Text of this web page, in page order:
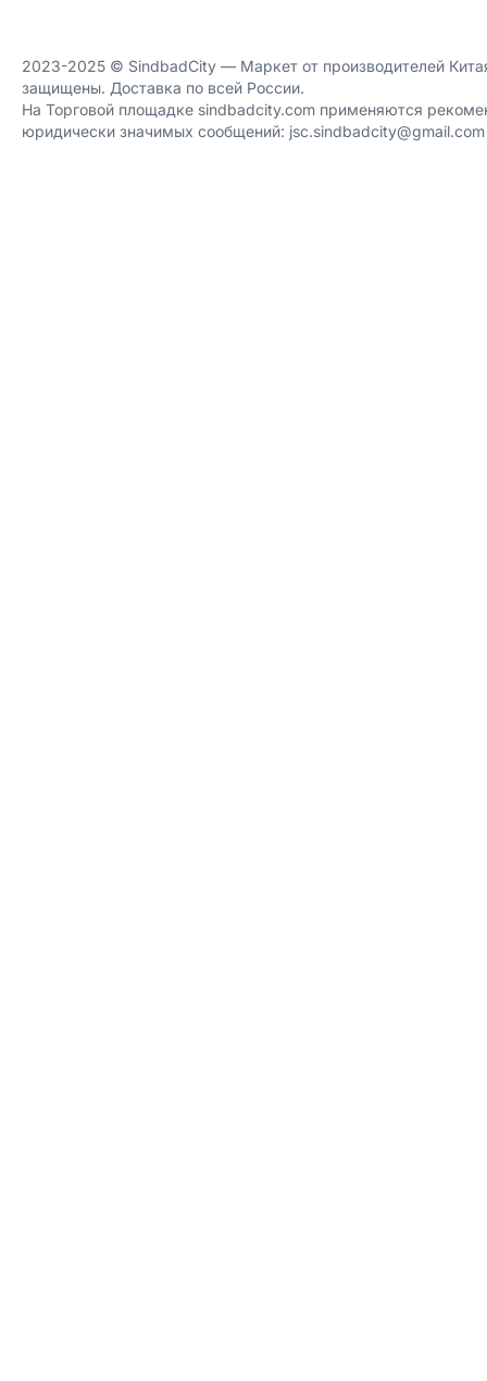
2023-2025 ©️ SindbadCity — Маркет от производителей
защищены. Доставка по всей России.
На Торговой площадке sindbadcity.com применяются
юридически значимых сообщений: jsc.sindbadcity@gmail.com